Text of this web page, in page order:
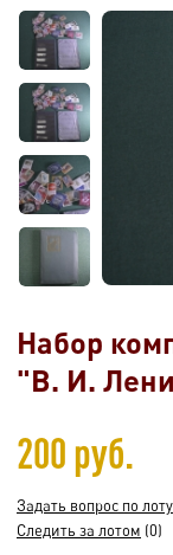
Набор
"В. И.
200 руб.
Задать вопрос по лоту
Следить за лотом (0)